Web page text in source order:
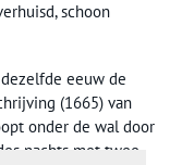
schoon
eeuw de
(1665) van
onder de wal door
nachts met twee